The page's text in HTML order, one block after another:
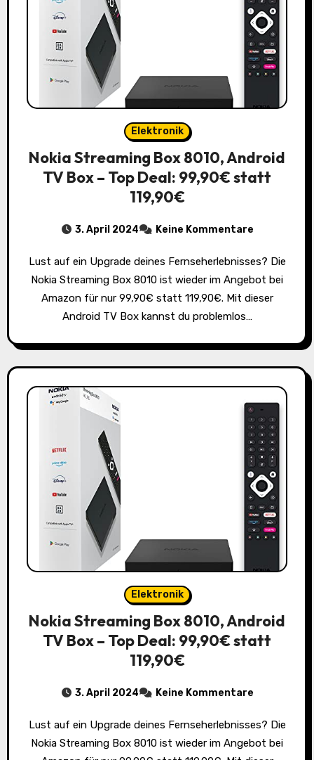
Elektronik
Nokia Streaming Box 8010, Android
TV Box – Top Deal: 99,90€ statt
119,90€
3. April 2024 Keine Kommentare
Lust auf ein Upgrade deines Fernseherlebnisses? Die
Nokia Streaming Box 8010 ist wieder im Angebot bei
Amazon für nur 99,90€ statt 119,90€. Mit dieser
Android TV Box kannst du problemlos…
Elektronik
Nokia Streaming Box 8010, Android
TV Box – Top Deal: 99,90€ statt
119,90€
3. April 2024 Keine Kommentare
Lust auf ein Upgrade deines Fernseherlebnisses? Die
Nokia Streaming Box 8010 ist wieder im Angebot bei